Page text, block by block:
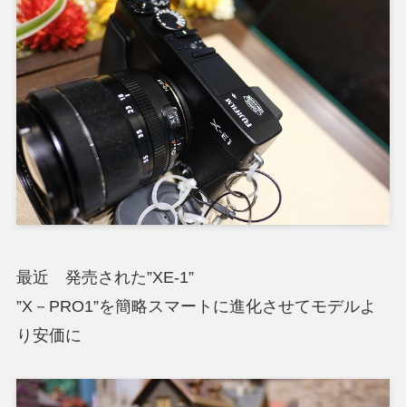
最近 発売された”XE-1”
”X－PRO1”を簡略スマートに進化させてモデルよ
り安価に